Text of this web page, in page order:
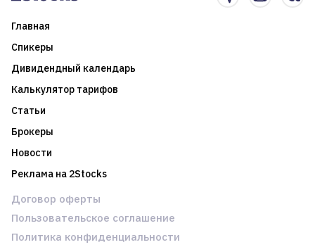
Главная
Спикеры
Дивидендный календарь
Калькулятор тарифов
Статьи
Брокеры
Новости
Реклама на 2Stocks
Договор оферты
Пользовательское соглашение
Политика конфиденциальности